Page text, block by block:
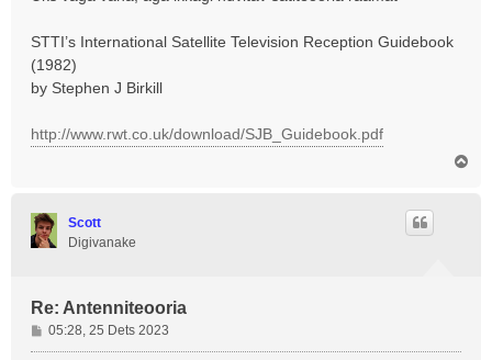
t
u
s
STTI’s International Satellite Television Reception Guidebook
(1982)
by Stephen J Birkill
http://www.rwt.co.uk/download/SJB_Guidebook.pdf
Scott
Digivanake
Re: Antenniteooria
P
o
05:28, 25 Dets 2023